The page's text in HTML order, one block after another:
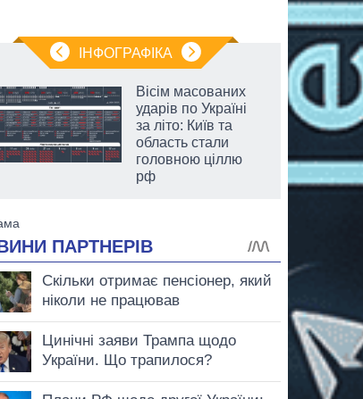
ІНФОГРАФІКА
Вісім масованих
ударів по Україні
за літо: Київ та
область стали
головною ціллю
рф